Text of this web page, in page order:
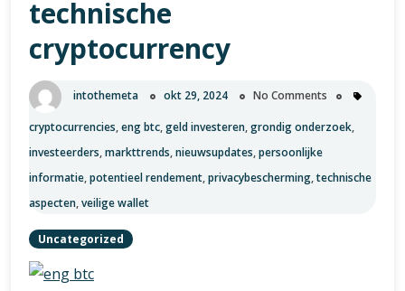
technische
cryptocurrency
intothemeta okt 29, 2024 No Comments
cryptocurrencies,eng btc,geld investeren,grondig onderzoek,
investeerders,markttrends,nieuwsupdates,persoonlijke
informatie,potentieel rendement,privacybescherming,technische
aspecten,veilige wallet
Uncategorized